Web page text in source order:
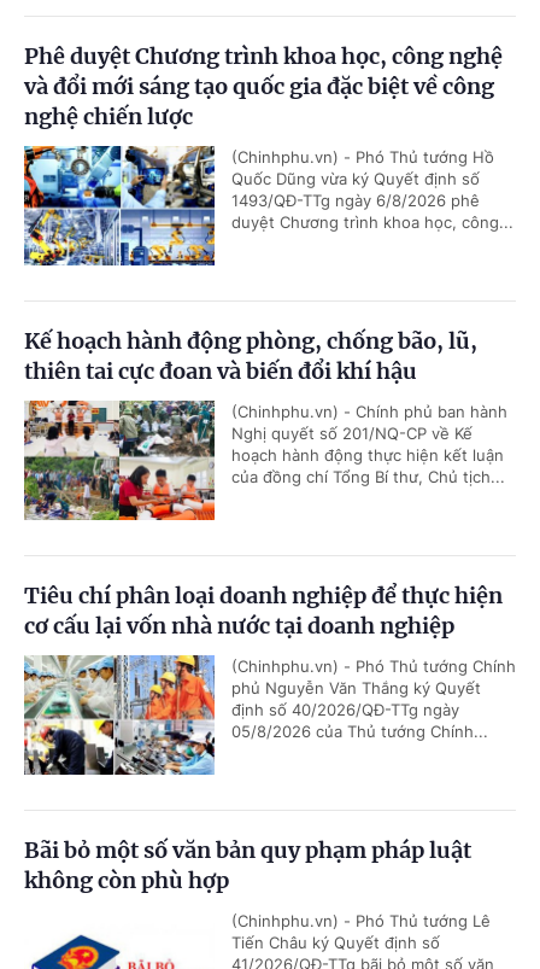
Phê duyệt Chương trình khoa học, công nghệ
và đổi mới sáng tạo quốc gia đặc biệt về công
nghệ chiến lược
(Chinhphu.vn) - Phó Thủ tướng Hồ
Quốc Dũng vừa ký Quyết định số
1493/QĐ-TTg ngày 6/8/2026 phê
duyệt Chương trình khoa học, công...
Kế hoạch hành động phòng, chống bão, lũ,
thiên tai cực đoan và biến đổi khí hậu
(Chinhphu.vn) - Chính phủ ban hành
Nghị quyết số 201/NQ-CP về Kế
hoạch hành động thực hiện kết luận
của đồng chí Tổng Bí thư, Chủ tịch...
Tiêu chí phân loại doanh nghiệp để thực hiện
cơ cấu lại vốn nhà nước tại doanh nghiệp
(Chinhphu.vn) - Phó Thủ tướng Chính
phủ Nguyễn Văn Thắng ký Quyết
định số 40/2026/QĐ-TTg ngày
05/8/2026 của Thủ tướng Chính...
Bãi bỏ một số văn bản quy phạm pháp luật
không còn phù hợp
(Chinhphu.vn) - Phó Thủ tướng Lê
Tiến Châu ký Quyết định số
41/2026/QĐ-TTg bãi bỏ một số văn